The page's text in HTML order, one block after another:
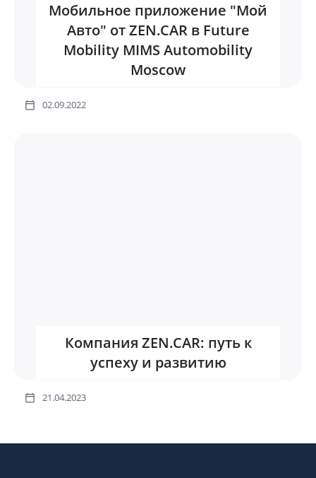
Мобильное приложение "Мой
Авто" от ZEN.CAR в Future
Mobility MIMS Automobility
Moscow
02.09.2022
Компания ZEN.CAR: путь к
успеху и развитию
21.04.2023